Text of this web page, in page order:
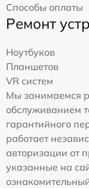
Способы оплаты
Ремонт
Ноутбуков
Планшетов
VR систем
Мы занимаемся
обслуживанием
гарантийного
работает
авторизации от
указанные на